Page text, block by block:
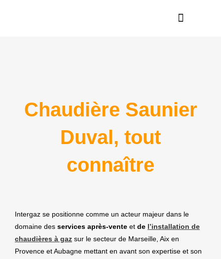
Chaudière Saunier
Duval, tout
connaître
Intergaz se positionne comme un acteur majeur dans le
domaine des services après-vente et de l’installation de
chaudières à gaz sur le secteur de Marseille, Aix en
Provence et Aubagne mettant en avant son expertise et son